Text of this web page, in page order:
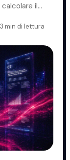
il
min di lettura